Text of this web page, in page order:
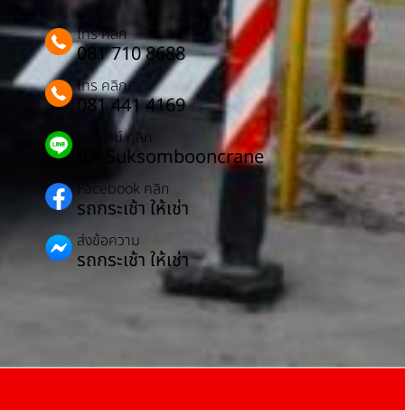
โทร คลิก
081 710 8688
โทร คลิก
081 441 4169
แอดไลน์ คลิก
ID: Suksombooncrane
Facebook คลิก
รถกระเช้า ให้เช่า
ส่งข้อความ
รถกระเช้า ให้เช่า